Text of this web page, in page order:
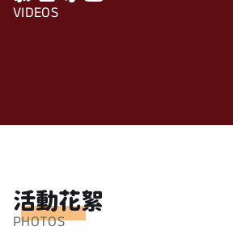
VIDEOS
活動花絮
PHOTOS